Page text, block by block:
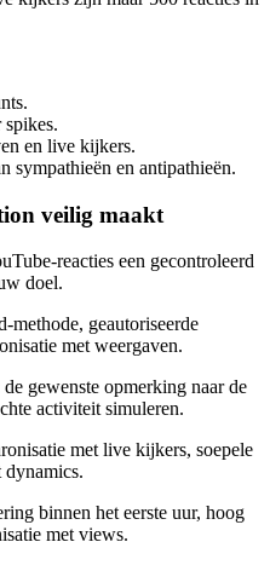
en live kijkers.
sympathieën en antipathieën.
veilig maakt
reacties een gecontroleerd
doel.
methode, geautoriseerde
met weergaven.
gewenste opmerking naar de
activiteit simuleren.
met live kijkers, soepele
dynamics.
binnen het eerste uur, hoog
met views.